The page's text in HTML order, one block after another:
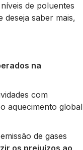
de poluentes
deseja saber mais,
na
com
aquecimento global
de gases
os prejuízos ao